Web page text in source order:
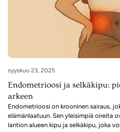
syyskuu 23, 2025
Endometrioosi ja selkäkipu:
arkeen
Endometrioosi on krooninen sairaus,
elämänlaatuun. Sen yleisimpiä oireita
lantion alueen kipu ja selkäkipu, joka